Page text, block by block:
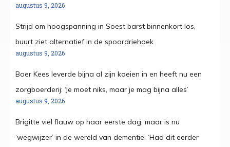
augustus 9, 2026
Strijd om hoogspanning in Soest barst binnenkort los,
buurt ziet alternatief in de spoordriehoek
augustus 9, 2026
Boer Kees leverde bijna al zijn koeien in en heeft nu een
zorgboerderij: ‘Je moet niks, maar je mag bijna alles’
augustus 9, 2026
Brigitte viel flauw op haar eerste dag, maar is nu
‘wegwijzer’ in de wereld van dementie: ‘Had dit eerder